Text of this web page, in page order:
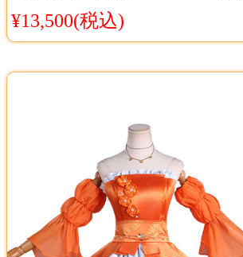
ハートビート コスチューム
Cosyaya通販 送料無料
¥13,500(税込)